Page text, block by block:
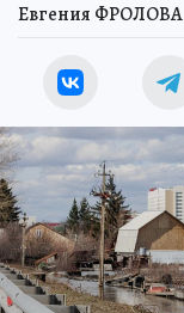
Евгения ФРОЛОВА